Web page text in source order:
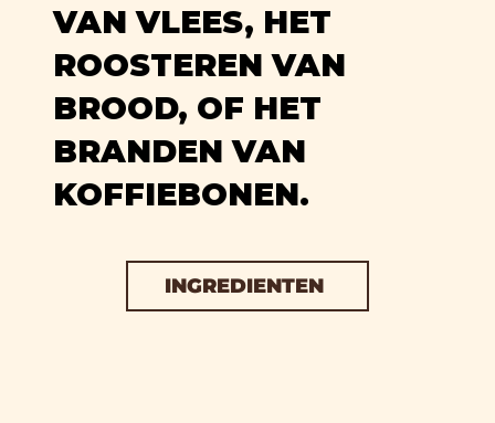
VAN VLEES, HET
ROOSTEREN VAN
BROOD, OF HET
BRANDEN VAN
KOFFIEBONEN.
INGREDIENTEN